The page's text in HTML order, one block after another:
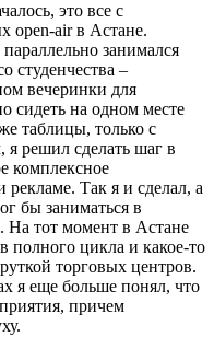
это все с
open-air в Астане.
занимался
студенчества –
вечеринки для
сидеть на одном месте
таблицы, только с
решил сделать шаг в
комплексное
рекламе. Так я и сделал, а
бы заниматься в
На тот момент в Астане
полного цикла и какое-то
торговых центров.
я еще больше понял, что
причем